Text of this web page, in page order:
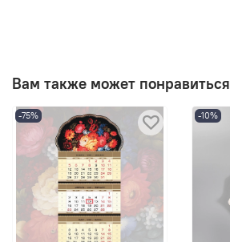
Вам также может понравиться
-75% -10%